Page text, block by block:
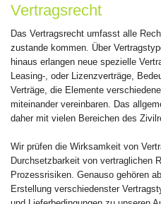
Vertragsrecht
Das Vertragsrecht umfasst alle
zustande kommen. Über
hinaus erlangen neue spezielle
Leasing-, oder Lizenzverträge,
Verträge, die Elemente
miteinander vereinbaren. Das
daher mit vielen Bereichen des
Wir prüfen die Wirksamkeit von
Durchsetzbarkeit von vertraglichen
Prozessrisiken. Genauso gehören
Erstellung verschiedenster